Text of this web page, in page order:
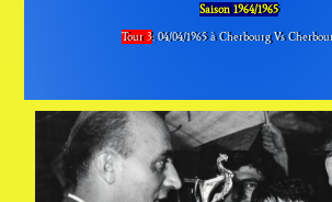
Saison 1964/1965
Tour 3: 04/04/1965 à Cherbourg Vs